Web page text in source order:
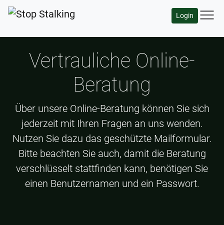
Login menu
Vertrauliche Online-
Beratung
Über unsere Online-Beratung können Sie sich
jederzeit mit Ihren Fragen an uns wenden.
Nutzen Sie dazu das geschützte Mailformular.
Bitte beachten Sie auch, damit die Beratung
verschlüsselt stattfinden kann, benötigen Sie
einen Benutzernamen und ein Passwort.